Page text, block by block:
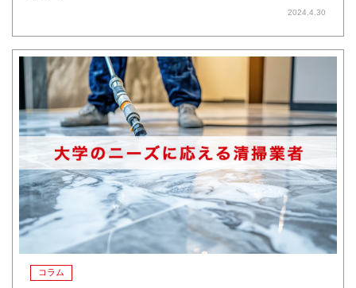
2024.4.30
コラム